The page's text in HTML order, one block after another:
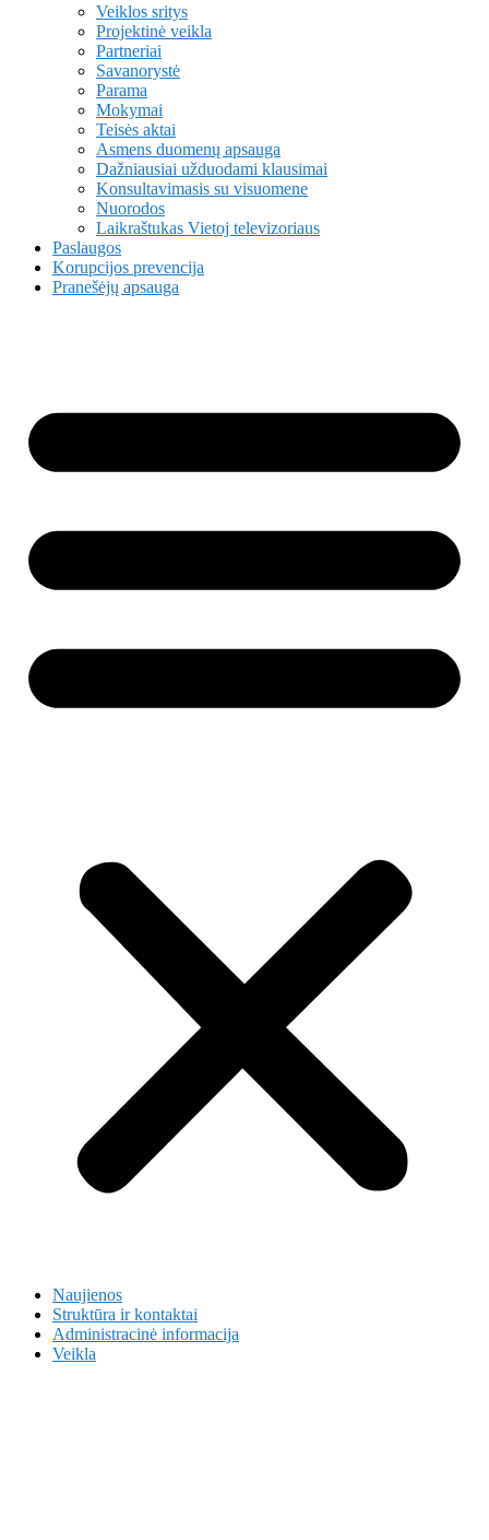
Veiklos sritys
Projektinė veikla
Partneriai
Savanorystė
Parama
Mokymai
Teisės aktai
Asmens duomenų apsauga
Dažniausiai užduodami klausimai
Konsultavimasis su visuomene
Nuorodos
Laikraštukas Vietoj televizoriaus
Paslaugos
Korupcijos prevencija
Pranešėjų apsauga
Naujienos
Struktūra ir kontaktai
Administracinė informacija
Veikla